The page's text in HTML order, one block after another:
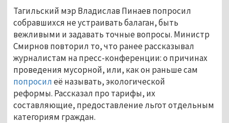
Тагильский мэр Владислав Пинаев попросил
собравшихся не устраивать балаган, быть
вежливыми и задавать точные вопросы. Министр
Смирнов повторил то, что ранее рассказывал
журналистам на пресс-конференции: о причинах
проведения мусорной, или, как он раньше сам
попросилеё называть, экологической
реформы. Рассказал про тарифы, их
составляющие, предоставление льгот отдельным
категориям граждан.